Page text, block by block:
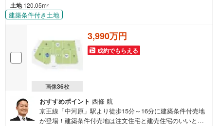
土地120.05m2
建築条件付き土地
画像36枚
3,990万円
成約でもらえる
おすすめポイント 西條 航
京王線「中河原」駅より徒歩15分～16分に建築条件付売地
が登場！建築条件付売地は注文住宅と建売住宅のいいとこ